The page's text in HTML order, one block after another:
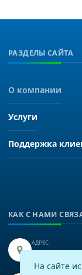
РАЗДЕЛЫ САЙТА
О компании
Услуги
Поддержка
КАК С НАМИ
АДРЕС:
Иркутск,
На сайте